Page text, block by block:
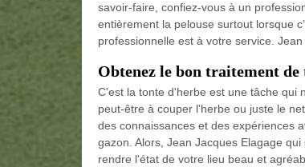
savoir-faire, confiez-vous à un
entièrement la pelouse surtout lorsque
professionnelle est à votre service.
Obtenez le bon traitement
C'est la tonte d'herbe est une tâche qui
peut-être à couper l'herbe ou juste le
des connaissances et des expériences
gazon. Alors, Jean Jacques Elagage
rendre l'état de votre lieu beau et